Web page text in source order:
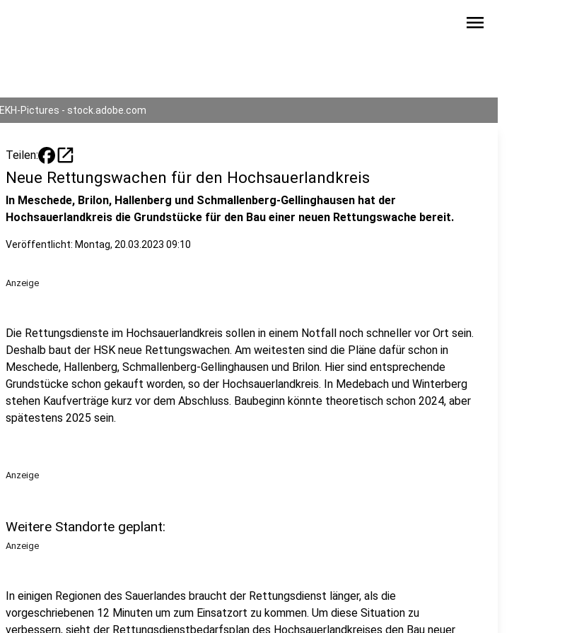
menu
EKH-Pictures - stock.adobe.com
Teilen: open_in_new
Neue Rettungswachen für den Hochsauerlandkreis
In Meschede, Brilon, Hallenberg und Schmallenberg-Gellinghausen hat der
Hochsauerlandkreis die Grundstücke für den Bau einer neuen Rettungswache bereit.
Veröffentlicht: Montag, 20.03.2023 09:10
Anzeige
Die Rettungsdienste im Hochsauerlandkreis sollen in einem Notfall noch schneller vor Ort sein.
Deshalb baut der HSK neue Rettungswachen. Am weitesten sind die Pläne dafür schon in
Meschede, Hallenberg, Schmallenberg-Gellinghausen und Brilon. Hier sind entsprechende
Grundstücke schon gekauft worden, so der Hochsauerlandkreis. In Medebach und Winterberg
stehen Kaufverträge kurz vor dem Abschluss. Baubeginn könnte theoretisch schon 2024, aber
spätestens 2025 sein.
Anzeige
Weitere Standorte geplant:
Anzeige
In einigen Regionen des Sauerlandes braucht der Rettungsdienst länger, als die
vorgeschriebenen 12 Minuten um zum Einsatzort zu kommen. Um diese Situation zu
verbessern, sieht der Rettungsdienstbedarfsplan des Hochsauerlandkreises den Bau neuer